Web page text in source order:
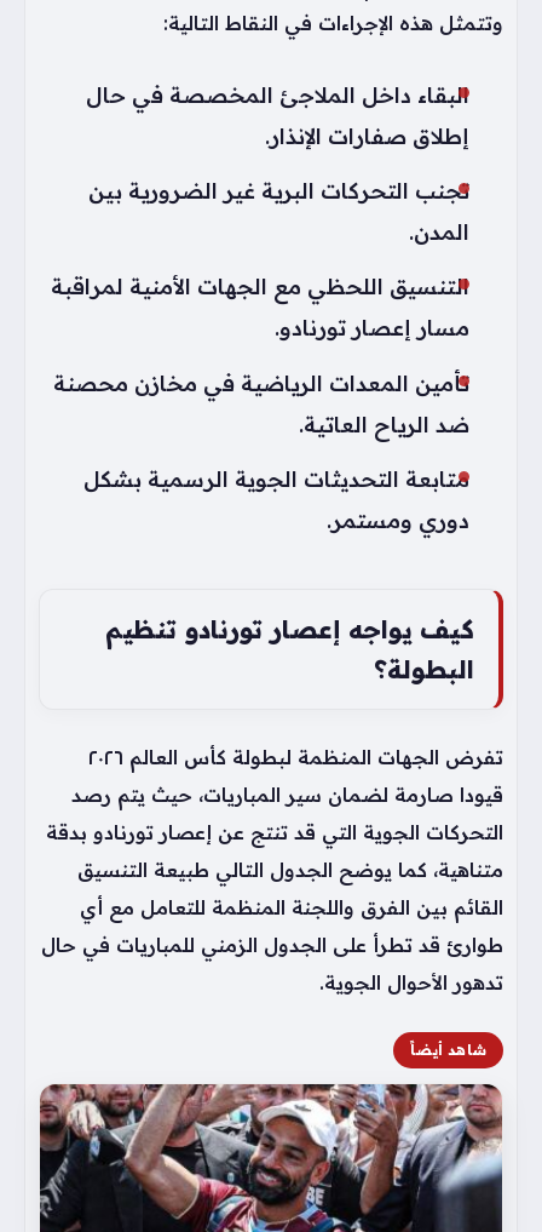
وتتمثل هذه الإجراءات في النقاط التالية:
البقاء داخل الملاجئ المخصصة في حال
إطلاق صفارات الإنذار.
تجنب التحركات البرية غير الضرورية بين
المدن.
التنسيق اللحظي مع الجهات الأمنية لمراقبة
مسار إعصار تورنادو.
تأمين المعدات الرياضية في مخازن محصنة
ضد الرياح العاتية.
متابعة التحديثات الجوية الرسمية بشكل
دوري ومستمر.
كيف يواجه إعصار تورنادو تنظيم
البطولة؟
تفرض الجهات المنظمة لبطولة كأس العالم ٢٠٢٦
قيودا صارمة لضمان سير المباريات، حيث يتم رصد
التحركات الجوية التي قد تنتج عن إعصار تورنادو بدقة
متناهية، كما يوضح الجدول التالي طبيعة التنسيق
القائم بين الفرق واللجنة المنظمة للتعامل مع أي
طوارئ قد تطرأ على الجدول الزمني للمباريات في حال
تدهور الأحوال الجوية.
شاهد أيضاً